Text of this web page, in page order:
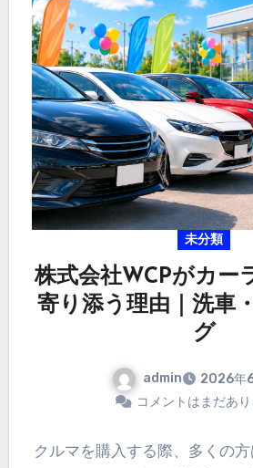
未分類
株式会社WCPがカー
寄り添う理由｜洗車
グ
admin
2026年
コメントはまだあ
クルマを購入する際、多くの